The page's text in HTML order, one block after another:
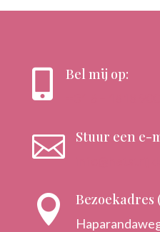
 Bel mij op:
 Stuur een e-
 Bezoekadres